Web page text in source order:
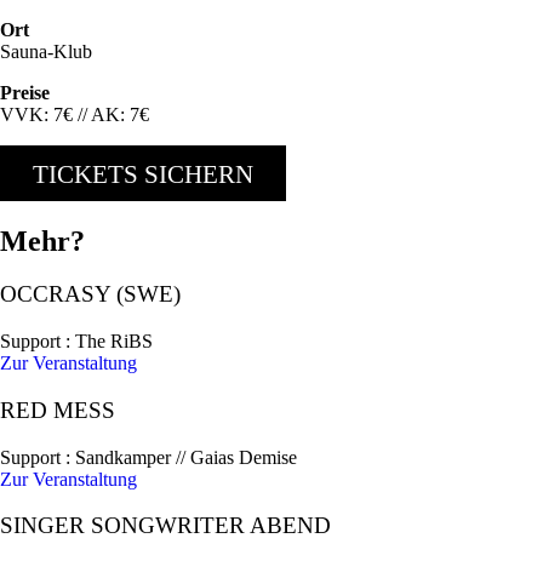
Ort
Sauna-Klub
Preise
VVK: 7€ // AK: 7€
TICKETS SICHERN
Mehr?
OCCRASY (SWE)
Support : The RiBS
Zur Veranstaltung
RED MESS
Support : Sandkamper // Gaias Demise
Zur Veranstaltung
SINGER SONGWRITER ABEND